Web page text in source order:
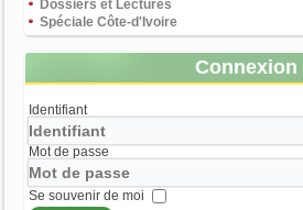
Dossiers et Lectures
Spéciale Côte-d'Ivoire
Connexion
Identifiant
Mot de passe
Se souvenir de moi